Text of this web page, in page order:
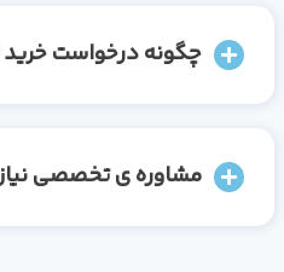
چگونه درخواست خرید
مشاوره ی تخصصی نیاز